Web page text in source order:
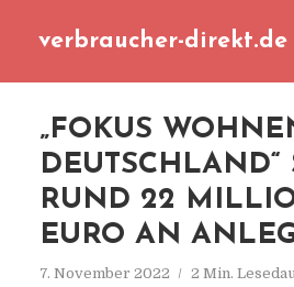
verbraucher-direkt.de
„FOKUS
DEUTSCHLAND“
RUND 22
EURO AN
7. November 2022 2 Min.